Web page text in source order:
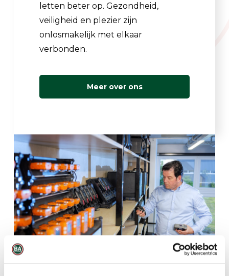
letten beter op. Gezondheid,
veiligheid en plezier zijn
onlosmakelijk met elkaar
verbonden.
Meer over ons